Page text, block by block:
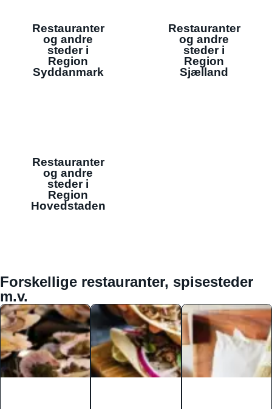
Restauranter
og andre
steder i
Region
Syddanmark
Restauranter
og andre
steder i
Region
Sjælland
Restauranter
og andre
steder i
Region
Hovedstaden
Forskellige restauranter, spisesteder
m.v.